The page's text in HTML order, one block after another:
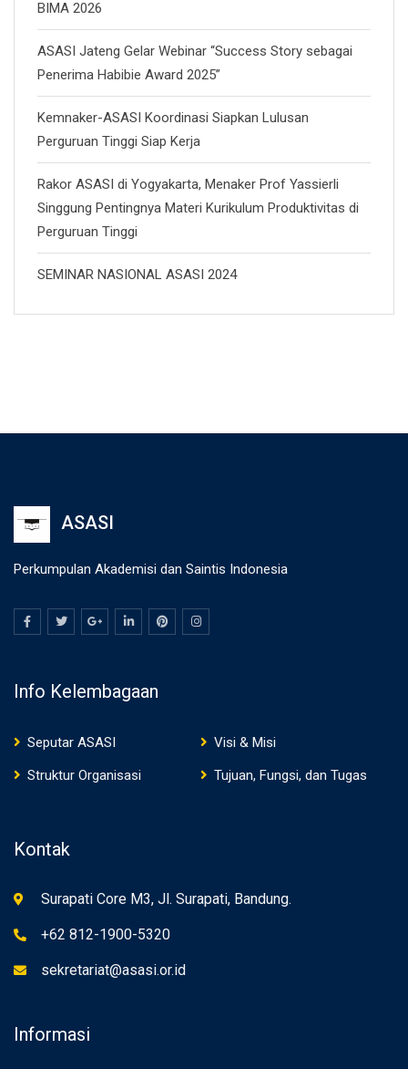
BIMA 2026
ASASI Jateng Gelar Webinar “Success Story sebagai
Penerima Habibie Award 2025”
Kemnaker-ASASI Koordinasi Siapkan Lulusan
Perguruan Tinggi Siap Kerja
Rakor ASASI di Yogyakarta, Menaker Prof Yassierli
Singgung Pentingnya Materi Kurikulum Produktivitas di
Perguruan Tinggi
SEMINAR NASIONAL ASASI 2024
ASASI
Perkumpulan Akademisi dan Saintis Indonesia
Info Kelembagaan
Seputar ASASI
Visi & Misi
Struktur Organisasi
Tujuan, Fungsi, dan Tugas
Kontak
Surapati Core M3, Jl. Surapati, Bandung.
+62 812-1900-5320
sekretariat@asasi.or.id
Informasi